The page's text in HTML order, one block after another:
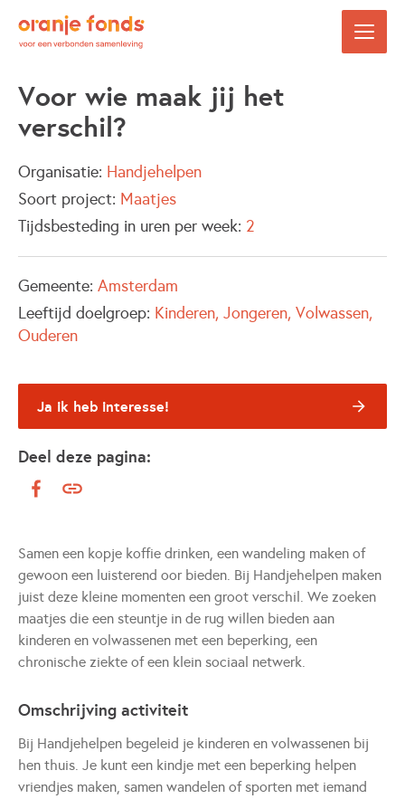
Voor wie maak jij het
verschil?
Organisatie: Handjehelpen
Soort project: Maatjes
Tijdsbesteding in uren per week: 2
Gemeente: Amsterdam
Leeftijd doelgroep: Kinderen Jongeren Volwassen
Ouderen
Ja ik heb interesse!
Deel deze pagina:
Samen een kopje koffie drinken, een wandeling maken of
gewoon een luisterend oor bieden. Bij Handjehelpen maken
juist deze kleine momenten een groot verschil. We zoeken
maatjes die een steuntje in de rug willen bieden aan
kinderen en volwassenen met een beperking, een
chronische ziekte of een klein sociaal netwerk.
Omschrijving activiteit
Bij Handjehelpen begeleid je kinderen en volwassenen bij
hen thuis. Je kunt een kindje met een beperking helpen
vriendjes maken, samen wandelen of sporten met iemand